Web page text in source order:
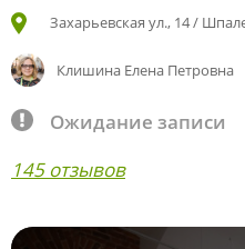
Захарьевская ул., 14 /
Клишина Елена Петровна
Ожидание записи
145 отзывов